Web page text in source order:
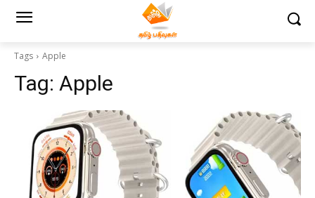
Tags Apple
Tag: Apple